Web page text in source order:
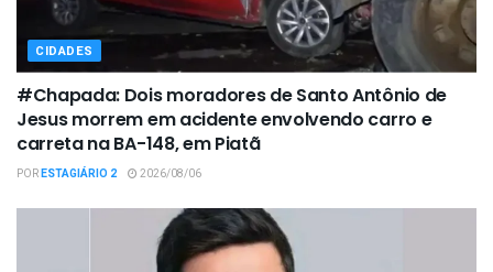
CIDADES
#Chapada: Dois moradores de Santo Antônio de
Jesus morrem em acidente envolvendo carro e
carreta na BA-148, em Piatã
PORESTAGIÁRIO 2 2026/08/06